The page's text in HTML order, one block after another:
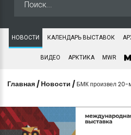
НОВОСТИ КАЛЕНДАРЬ ВЫСТАВОК
ВИДЕО АРКТИКА MWR
Главная / Новости / БМК произвел 20-